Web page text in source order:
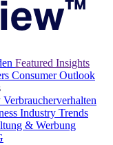
Featured Insights
Consumer Outlook
Verbraucherverhalten
Industry Trends
& Werbung